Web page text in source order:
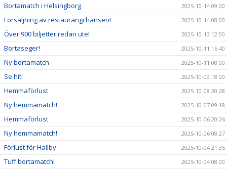
Bortamatch i Helsingborg 2025-10-14 09:00
Försäljning av restaurangchansen! 2025-10-14 08:00
Över 900 biljetter redan ute! 2025-10-13 12:00
Bortaseger! 2025-10-11 15:40
Ny bortamatch 2025-10-11 08:00
Se hit! 2025-10-09 18:00
Hemmaförlust 2025-10-08 20:28
Ny hemmamatch! 2025-10-07 09:18
Hemmaförlust 2025-10-06 20:26
Ny hemmamatch! 2025-10-06 08:27
Förlust för Hallby 2025-10-04 21:35
Tuff bortamatch! 2025-10-04 08:00